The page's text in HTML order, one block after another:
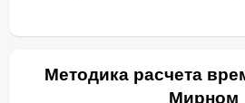
Методика расчета
Мирном